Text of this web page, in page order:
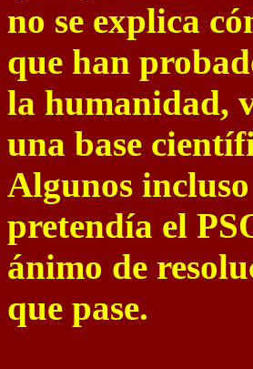
no se explica
que han
la humanidad,
una base
Algunos
pretendía el
ánimo de
que pase.